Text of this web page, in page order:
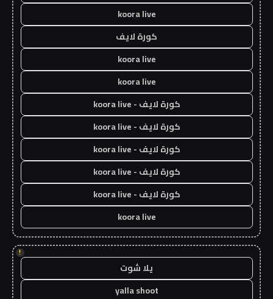
koora live
كورة لايف
koora live
koora live
كورة لايف - koora live
كورة لايف - koora live
كورة لايف - koora live
كورة لايف - koora live
كورة لايف - koora live
koora live
!
يلا شوت
yalla shoot